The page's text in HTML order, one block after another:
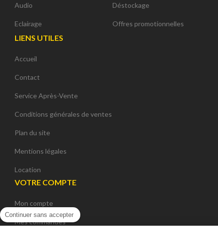
Audio
Eclairage
Déstockage
Offres promotionnelles
LIENS UTILES
Accueil
Contact
Service Après-Vente
Conditions générales de ventes
Plan du site
Mentions légales
Location
VOTRE COMPTE
Mon compte
Mes commandes
Continuer sans accepter